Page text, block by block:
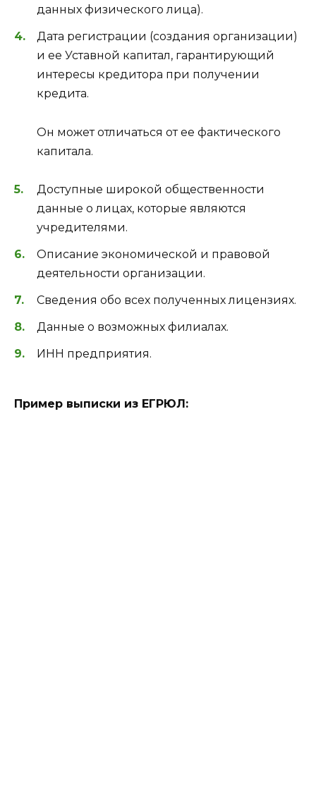
данных физического лица).
Дата регистрации (создания организации)
и ее Уставной капитал, гарантирующий
интересы кредитора при получении
кредита.
Он может отличаться от ее фактического
капитала.
Доступные широкой общественности
данные о лицах, которые являются
учредителями.
Описание экономической и правовой
деятельности организации.
Сведения обо всех полученных лицензиях.
Данные о возможных филиалах.
ИНН предприятия.
Пример выписки из ЕГРЮЛ: